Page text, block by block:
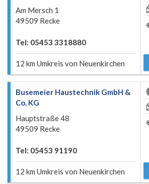
Am Mersch 1
49509 Recke
Tel: 05453 3318880
12 km Umkreis von Neuenkirchen
Busemeier Haustechnik GmbH &
Co. KG
Hauptstraße 48
49509 Recke
Tel: 05453 91190
12 km Umkreis von Neuenkirchen